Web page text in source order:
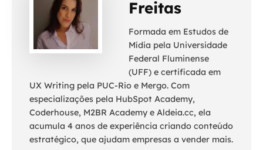
Freitas
Formada em Estudos de
Mídia pela Universidade
Federal Fluminense
(UFF) e certificada em
UX Writing pela PUC-Rio e Mergo. Com
especializações pela HubSpot Academy,
Coderhouse, M2BR Academy e Aldeia.cc, ela
acumula 4 anos de experiência criando conteúdo
estratégico, que ajudam empresas a vender mais.